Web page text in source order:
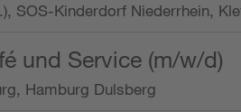
SOS-Kinderdorf Niederrhein,
und Service (m/w/d)
Hamburg Dulsberg